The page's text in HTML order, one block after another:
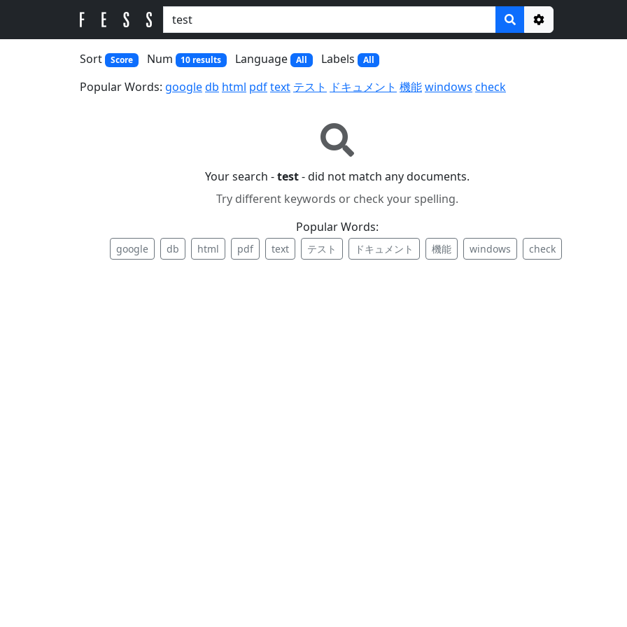
Options
Sort Score Num 10 results Language All Labels All
Popular Words: googledb html pdftext テスト ドキュメント 機能windows check
Your search -test- did not match any documents.
Try different keywords or check your spelling.
Popular Words:
google db html pdf text テスト ドキュメント 機能 windows check